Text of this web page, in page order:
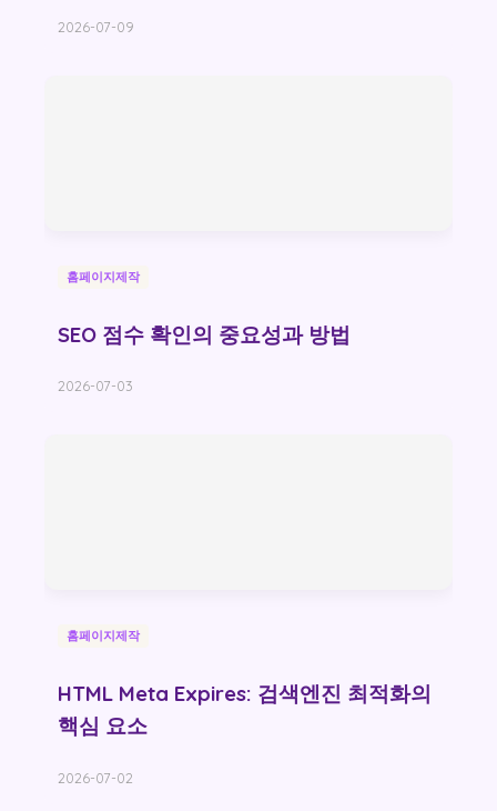
2026-07-09
홈페이지제작
SEO 점수 확인의 중요성과 방법
2026-07-03
홈페이지제작
HTML Meta Expires: 검색엔진 최적화의
핵심 요소
2026-07-02